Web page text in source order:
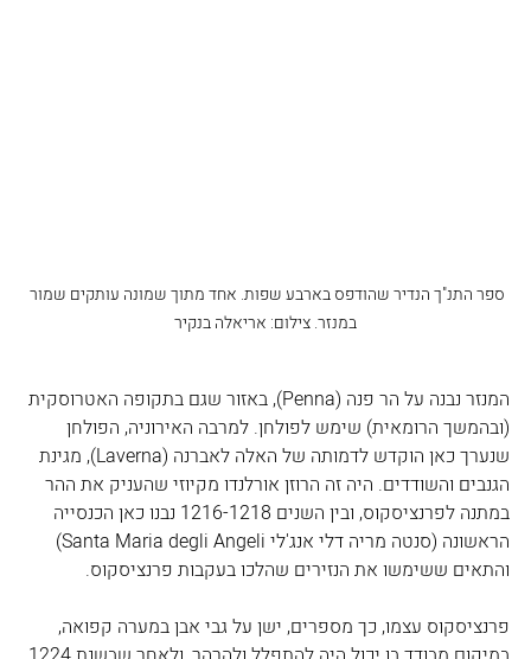
ספר התנ"ך הנדיר שהודפס בארבע שפות. אחד מתוך שמונה עותקים שמור
במנזר. צילום: אריאלה בנקיר
המנזר נבנה על הר פנה (Penna), באזור שגם בתקופה האטרוסקית
(ובהמשך הרומאית) שימש לפולחן. למרבה האירוניה, הפולחן
שנערך כאן הוקדש לדמותה של האלה לאברנה (Laverna), מגינת
הגנבים והשודדים. היה זה הרוזן אורלנדו מקיוזי שהעניק את ההר
במתנה לפרנציסקוס, ובין השנים 1216-1218 נבנו כאן הכנסייה
הראשונה (סנטה מריה דלי אנג'לי Santa Maria degli Angeli)
והתאים ששימשו את הנזירים שהלכו בעקבות פרנציסקוס.
פרנציסקוס עצמו, כך מספרים, ישן על גבי אבן במערה קפואה,